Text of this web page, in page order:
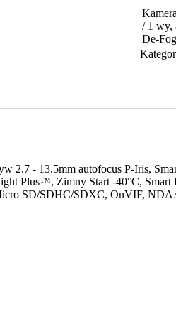
/ 1 wy,
De-
2.7 - 13.5mm autofocus P-Iris,
Plus™, Zimny Start -40°C,
SD/SDHC/SDXC, OnVIF,